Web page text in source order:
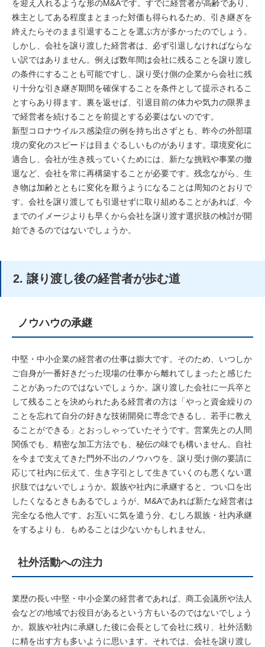
を迎え入れるような形のM&Aです。すでに経営者が高齢であり、
株主としてある程度まとまった対価も得られるため、引き継ぎを
終えたらそのまま引退することを選ぶ方が多かったのでしょう。
しかし、会社を譲り渡した経営者は、必ず引退しなければならな
い訳ではありません。例えば数年間は会社に残ることを譲り渡し
の条件にすることも可能ですし、譲り受け側の企業から会社に残
り十分な引き継ぎ期間を確保することを条件として提示されるこ
とすらあり得ます。裏を返せば、引退目前の体力や気力の限界ま
で経営者を続けることを前提とする必要はないのです。
新型コロナウイルス感染症の例を持ち出さずとも、昨今の外部環
境の変化のスピードは目まぐるしいものがあります。環境変化に
適合し、会社が生き残っていくためには、新たな挑戦や事業の撤
退など、会社を常に再構築することが必要です。残念ながら、生
き物は加齢とともに変化を厭うようになることは周知のとおりで
す。会社を譲り渡しても引退せずに取り組めることがあれば、今
までのイメージよりも早くから会社を譲り渡す選択肢の検討が開
始できるのではないでしょうか。
2. 譲り渡し後の経営者が歩む道
ノウハウの承継
中堅・中小企業の経営者の仕事は膨大です。そのため、いつしか
ご自身が一番好きだった現場の仕事から離れてしまったと感じた
ことがあったのではないでしょうか。譲り渡した会社に一兵卒と
して残ることを決められたある経営者の方は「やっと資金繰りの
ことを忘れて自分の好きな技術開発に専念できるし、若手に教え
ることができる」とおっしゃっていたそうです。営業先との人間
関係でも、精密な加工方法でも、秘伝の味でも構いません。自社
を今まで支えてきた門外不出のノウハウを、譲り受け側の要請に
応じて社内に伝えて、生き字引として生きていくのも悪くない選
択肢ではないでしょうか。親族や社内に承継すると、つい口を出
したくなるときもあるでしょうが、M&Aであれば新たな経営者は
完全なる他人です。お互いに気を遣う分、むしろ親族・社内承継
をするよりも、もめることは少ないかもしれません。
社外活動への注力
業歴の長い中堅・中小企業の経営者であれば、商工会議所や法人
会などの地域でお役目があるという方もいるのではないでしょう
か。親族や社内に承継した後に会長として会社に残り、社外活動
に精を出す方も多いように思います。それでは、会社を譲り渡し